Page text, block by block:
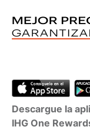
Descargue la
IHG One